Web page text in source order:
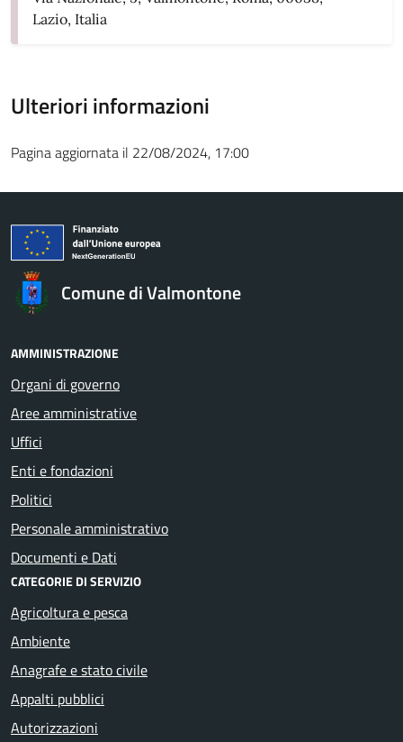
Lazio, Italia
Ulteriori informazioni
Pagina aggiornata il 22/08/2024, 17:00
Comune di Valmontone
AMMINISTRAZIONE
Organi di governo
Aree amministrative
Uffici
Enti e fondazioni
Politici
Personale amministrativo
Documenti e Dati
CATEGORIE DI SERVIZIO
Agricoltura e pesca
Ambiente
Anagrafe e stato civile
Appalti pubblici
Autorizzazioni